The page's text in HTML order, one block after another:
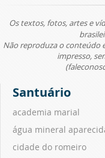
Os textos, fotos, artes e
Não reproduza o conteúdo
impresso,
Santuário
academia marial
água mineral
cidade do romeiro